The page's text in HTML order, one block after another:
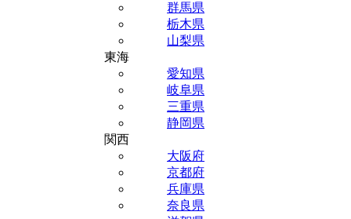
群馬県
栃木県
山梨県
東海
愛知県
岐阜県
三重県
静岡県
関西
大阪府
京都府
兵庫県
奈良県